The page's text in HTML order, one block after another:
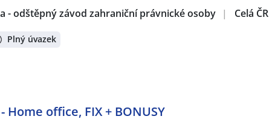
- odštěpný závod zahraniční právnické osoby | Celá ČR
Plný úvazek
office, FIX + BONUSY